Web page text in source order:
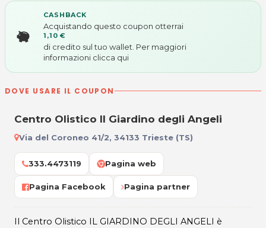
CASHBACK
Acquistando questo coupon otterrai
1,10 €
di credito sul tuo wallet. Per maggiori
informazioni clicca qui
DOVE USARE IL COUPON
Centro Olistico Il Giardino degli Angeli
Via del Coroneo 41/2, 34133 Trieste (TS)
333.4473119 Pagina web
Pagina Facebook Pagina partner
Il Centro Olistico IL GIARDINO DEGLI ANGELI è